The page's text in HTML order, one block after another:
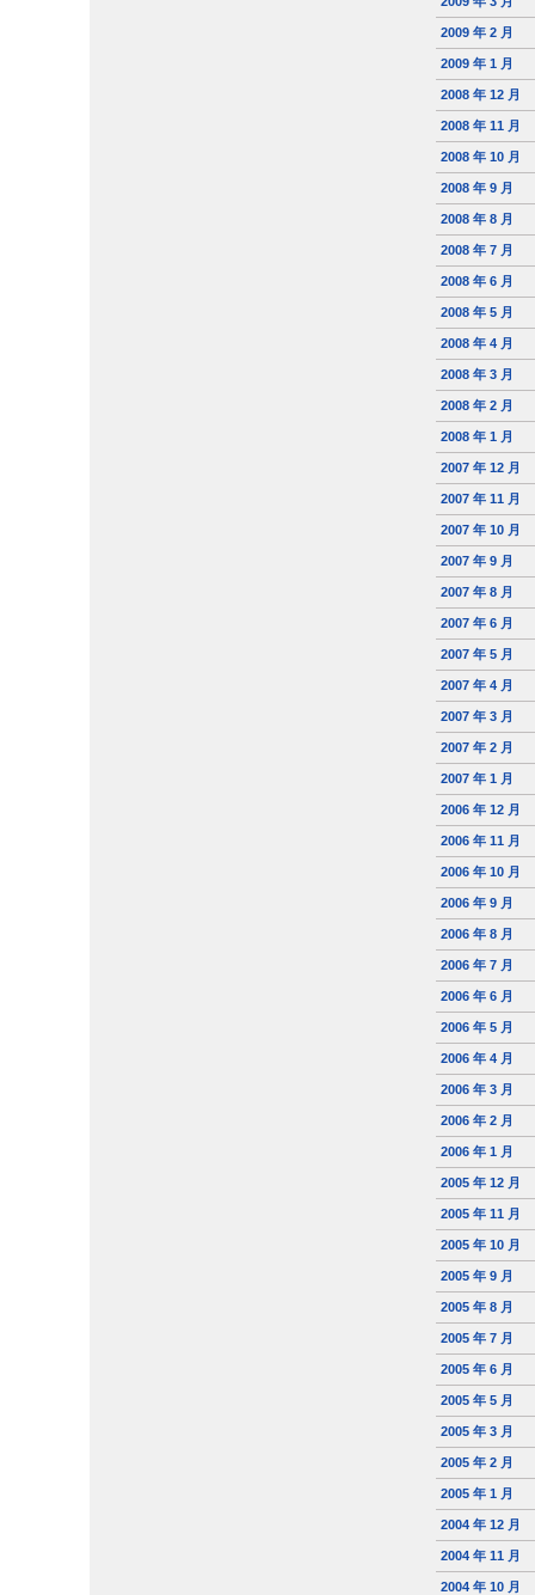
2009 年 2 月
2009 年 1 月
2008 年 12 月
2008 年 11 月
2008 年 10 月
2008 年 9 月
2008 年 8 月
2008 年 7 月
2008 年 6 月
2008 年 5 月
2008 年 4 月
2008 年 3 月
2008 年 2 月
2008 年 1 月
2007 年 12 月
2007 年 11 月
2007 年 10 月
2007 年 9 月
2007 年 8 月
2007 年 6 月
2007 年 5 月
2007 年 4 月
2007 年 3 月
2007 年 2 月
2007 年 1 月
2006 年 12 月
2006 年 11 月
2006 年 10 月
2006 年 9 月
2006 年 8 月
2006 年 7 月
2006 年 6 月
2006 年 5 月
2006 年 4 月
2006 年 3 月
2006 年 2 月
2006 年 1 月
2005 年 12 月
2005 年 11 月
2005 年 10 月
2005 年 9 月
2005 年 8 月
2005 年 7 月
2005 年 6 月
2005 年 5 月
2005 年 3 月
2005 年 2 月
2005 年 1 月
2004 年 12 月
2004 年 11 月
2004 年 10 月